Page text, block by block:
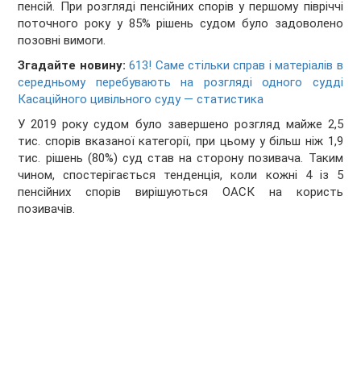
пенсій. При розгляді пенсійних спорів у першому півріччі
поточного року у 85% рішень судом було задоволено
позовні вимоги.
Згадайте новину: 613! Саме стільки справ і матеріалів в
середньому перебувають на розгляді одного судді
Касаційного цивільного суду — статистика
У 2019 року судом було завершено розгляд майже 2,5
тис. спорів вказаної категорії, при цьому у більш ніж 1,9
тис. рішень (80%) суд став на сторону позивача. Таким
чином, спостерігається тенденція, коли кожні 4 із 5
пенсійних спорів вирішуються ОАСК на користь
позивачів.